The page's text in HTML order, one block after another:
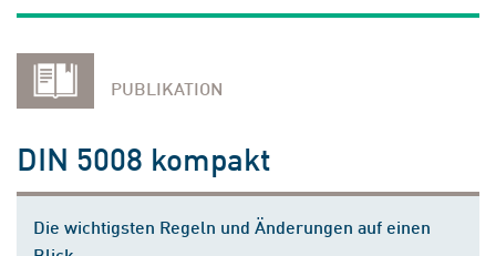
PUBLIKATION
DIN 5008 kompakt
Die wichtigsten Regeln und Änderungen auf einen